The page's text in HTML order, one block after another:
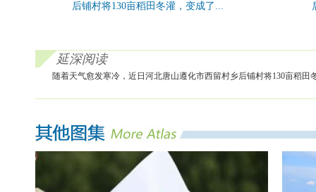
后铺村将130亩稻田冬灌，变成了...
延深阅读
随着天气愈发寒冷，近日河北唐山遵化市西留村乡后铺村将130亩稻